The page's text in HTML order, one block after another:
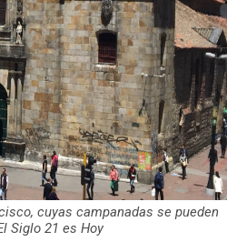
cuyas campanadas se pueden
Siglo 21 es Hoy